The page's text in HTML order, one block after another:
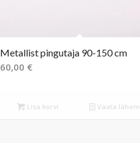
Metallist pingutaja 90-150 cm
60,00 €
Lisa korvi Vaata